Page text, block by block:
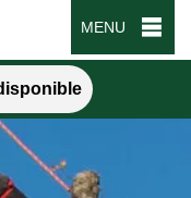
MENU